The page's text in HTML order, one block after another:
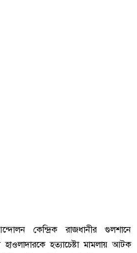
কেন্দ্রিক রাজধানীর গুলশানে
হত্যাচেষ্টা মামলায় আটক